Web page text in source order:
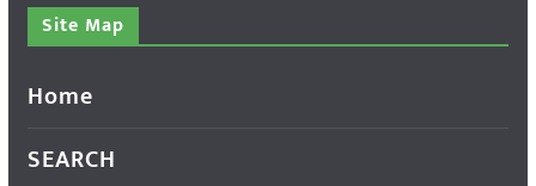
Site Map
Home
SEARCH